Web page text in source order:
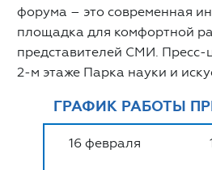
форума – это современная
площадка для комфортной
представителей СМИ. Пресс-
2-м этаже Парка науки и
ГРАФИК РАБОТЫ
16 февраля